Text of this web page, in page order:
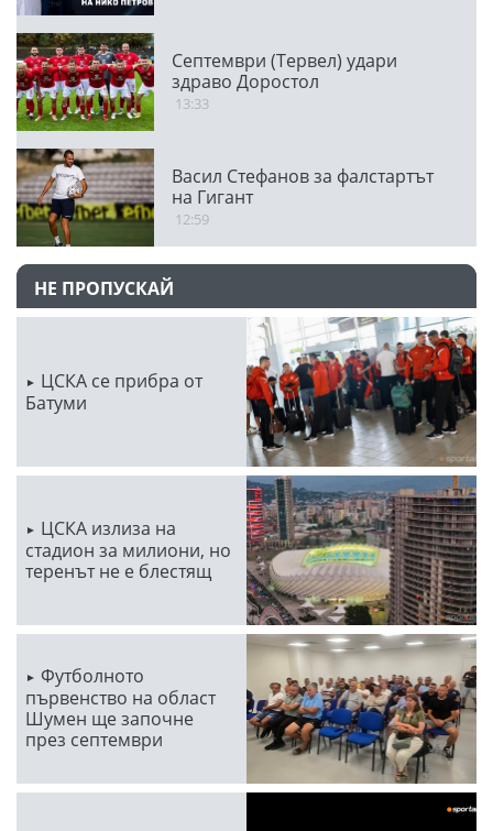
Септември (Тервел) удари
здраво Доростол
13:33
Васил Стефанов за фалстартът
на Гигант
12:59
НЕ ПРОПУСКАЙ
ЦСКА се прибра от
Батуми
ЦСКА излиза на
стадион за милиони, но
теренът не е блестящ
Футболното
първенство на област
Шумен ще започне
през септември